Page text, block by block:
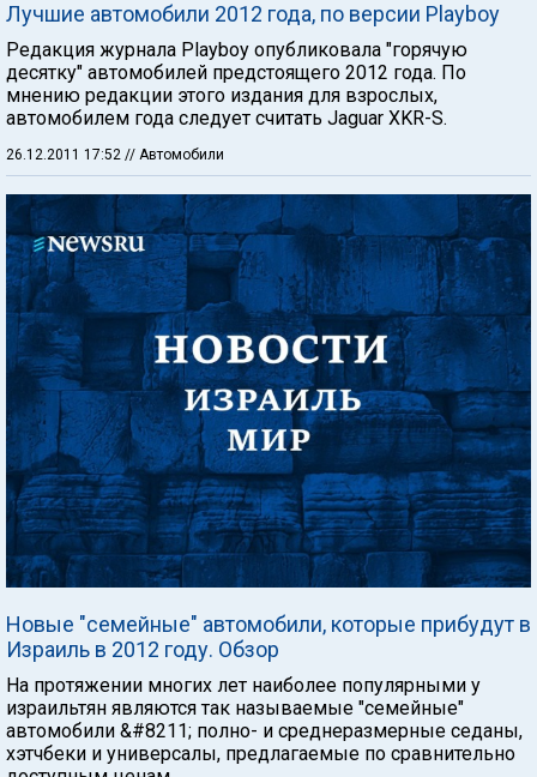
Лучшие автомобили 2012 года, по версии Playboy
Редакция журнала Playboy опубликовала "горячую
десятку" автомобилей предстоящего 2012 года. По
мнению редакции этого издания для взрослых,
автомобилем года следует считать Jaguar XKR-S.
26.12.2011 17:52 // Автомобили
Новые "семейные" автомобили, которые прибудут в
Израиль в 2012 году. Обзор
На протяжении многих лет наиболее популярными у
израильтян являются так называемые "семейные"
автомобили &#8211; полно- и среднеразмерные седаны,
хэтчбеки и универсалы, предлагаемые по сравнительно